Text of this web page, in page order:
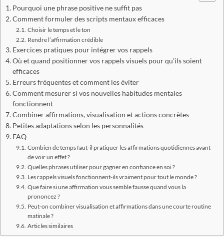
Pourquoi une phrase positive ne suffit pas
Comment formuler des scripts mentaux efficaces
Choisir le temps et le ton
Rendre l’affirmation crédible
Exercices pratiques pour intégrer vos rappels
Où et quand positionner vos rappels visuels pour qu’ils soient
efficaces
Erreurs fréquentes et comment les éviter
Comment mesurer si vos nouvelles habitudes mentales
fonctionnent
Combiner affirmations, visualisation et actions concrètes
Petites adaptations selon les personnalités
FAQ
Combien de temps faut‑il pratiquer les affirmations quotidiennes avant
de voir un effet ?
Quelles phrases utiliser pour gagner en confiance en soi ?
Les rappels visuels fonctionnent-ils vraiment pour tout le monde ?
Que faire si une affirmation vous semble fausse quand vous la
prononcez ?
Peut‑on combiner visualisation et affirmations dans une courte routine
matinale ?
Articles similaires